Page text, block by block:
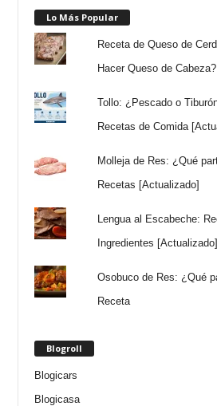
Lo Más Popular
Receta de Queso de
Hacer Queso de Cabeza?
Tollo: ¿Pescado o
Recetas de Comida
Molleja de Res: ¿Qué
Recetas [Actualizado]
Lengua al Escabeche:
Ingredientes [Actualizado]
Osobuco de Res: ¿Qué
Receta
Blogroll
Blogicars
Blogicasa